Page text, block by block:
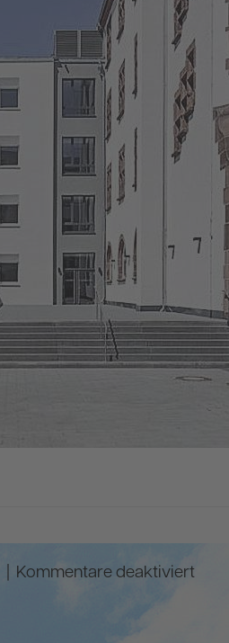
Kommentare deaktiviertfür